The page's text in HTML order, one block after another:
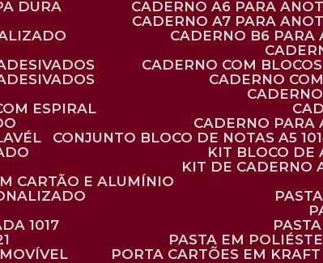
DURA
CADERNO A6 PARA
CADERNO A7 PARA
CADERNO B6
CADERNO COM
CADERNO
ESPIRAL
CADERNO
CONJUNTO BLOCO DE NOTAS A5
KIT BLOCO
KIT DE CADERNO
CARTÃO E ALUMÍNIO
1017
PASTA EM
PORTA CARTÕES EM